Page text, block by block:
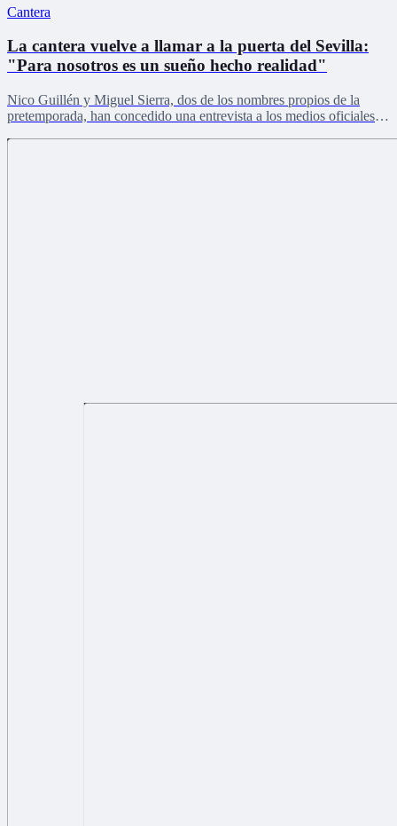
Cantera
La cantera vuelve a llamar a la puerta del Sevilla:
"Para nosotros es un sueño hecho realidad"
Nico Guillén y Miguel Sierra, dos de los nombres propios de la
pretemporada, han concedido una entrevista a los medios oficiales